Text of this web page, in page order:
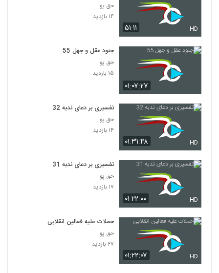
۵۱:۱۱ HD
حق پو
۱۴ بازدید
۰۱:۰۷:۲۷
جنود عقل و جهل 55
حق پو
۱۵ بازدید
۰۱:۳۱:۴۸ HD
تفسیری بر دعای ندبه 32
حق پو
۱۴ بازدید
۰۱:۲۲:۰۰ HD
تفسیری بر دعای ندبه 31
حق پو
۱۷ بازدید
۰۱:۲۲:۰۷ HD
حملات علیه فعالین انقلابی
حق پو
۲۷ بازدید